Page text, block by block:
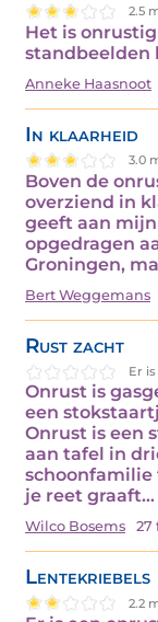
2.5
Het is
standbeelden
Anneke Haasnoot
In klaarheid
3.0
Boven de
overziend in
geeft aan
opgedragen
Groningen,
Bert Weggemans
Rust zacht
Er
Onrust is
een
Onrust is een
aan tafel in
schoonfamilie
je reet graaft…
Wilco Bosems 27
Lentekriebels
2.2